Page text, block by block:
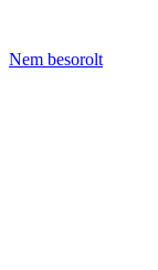
Nem besorolt